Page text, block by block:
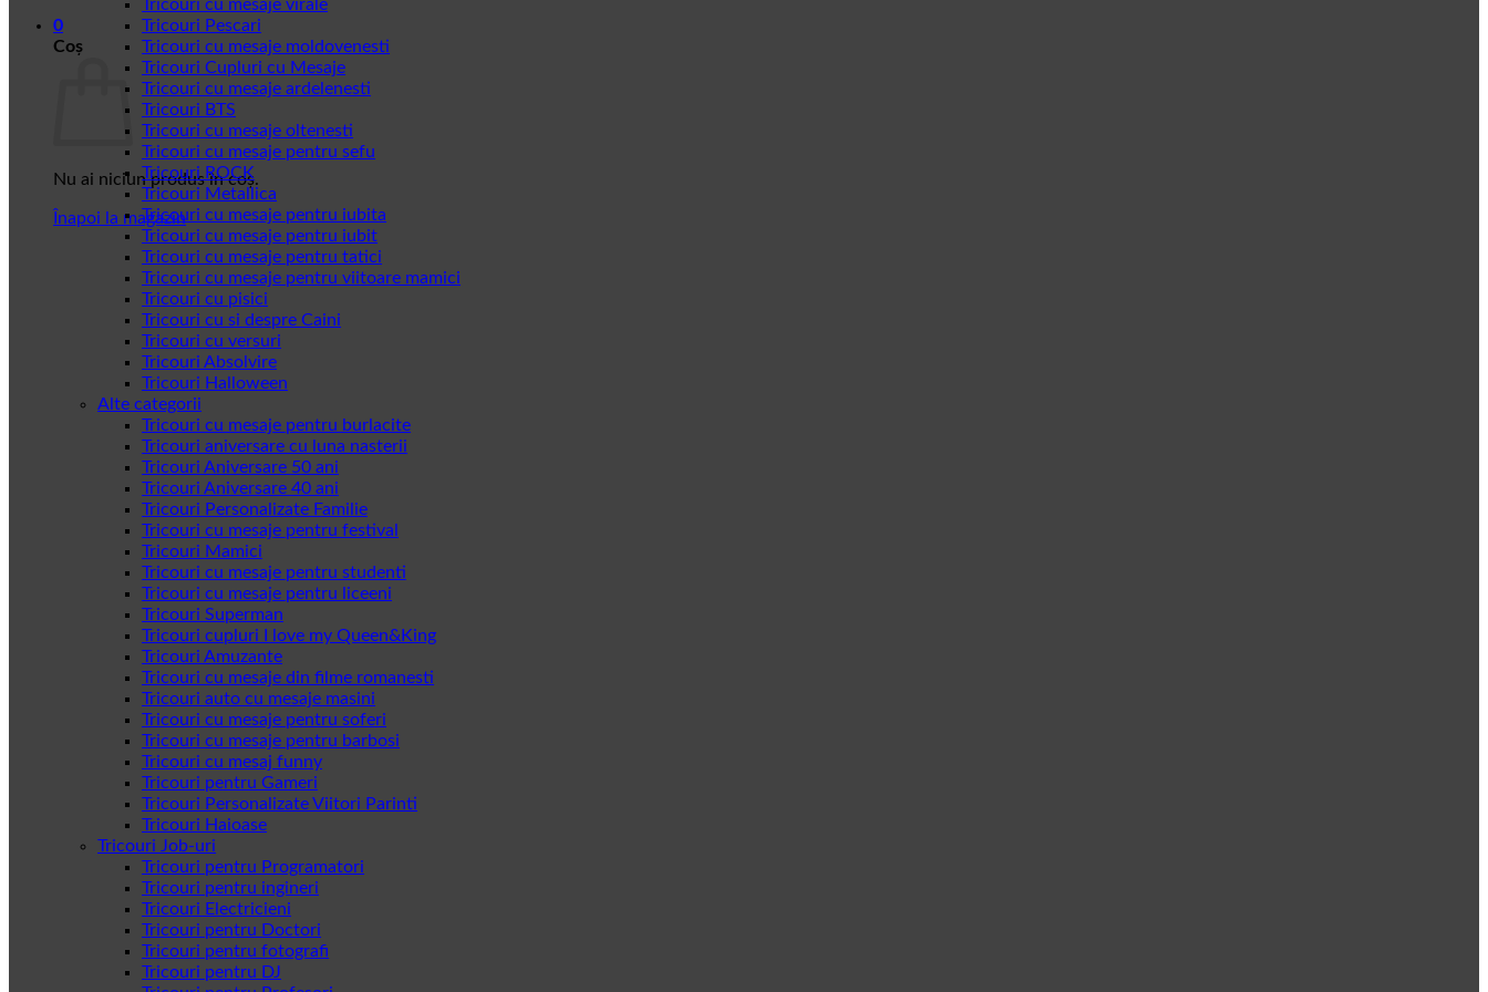
0
Coș
Nu ai niciun produs în coș.
Înapoi la magazin
Tricouri cu mesaje virale
Tricouri Pescari
Tricouri cu mesaje moldovenesti
Tricouri Cupluri cu Mesaje
Tricouri cu mesaje ardelenesti
Tricouri BTS
Tricouri cu mesaje oltenesti
Tricouri cu mesaje pentru sefu
Tricouri ROCK
Tricouri Metallica
Tricouri cu mesaje pentru iubita
Tricouri cu mesaje pentru iubit
Tricouri cu mesaje pentru tatici
Tricouri cu mesaje pentru viitoare mamici
Tricouri cu pisici
Tricouri cu si despre Caini
Tricouri cu versuri
Tricouri Absolvire
Tricouri Halloween
Alte categorii
Tricouri cu mesaje pentru burlacite
Tricouri aniversare cu luna nasterii
Tricouri Aniversare 50 ani
Tricouri Aniversare 40 ani
Tricouri Personalizate Familie
Tricouri cu mesaje pentru festival
Tricouri Mamici
Tricouri cu mesaje pentru studenti
Tricouri cu mesaje pentru liceeni
Tricouri Superman
Tricouri cupluri I love my Queen&King
Tricouri Amuzante
Tricouri cu mesaje din filme romanesti
Tricouri auto cu mesaje masini
Tricouri cu mesaje pentru soferi
Tricouri cu mesaje pentru barbosi
Tricouri cu mesaj funny
Tricouri pentru Gameri
Tricouri Personalizate Viitori Parinti
Tricouri Haioase
Tricouri Job-uri
Tricouri pentru Programatori
Tricouri pentru ingineri
Tricouri Electricieni
Tricouri pentru Doctori
Tricouri pentru fotografi
Tricouri pentru DJ